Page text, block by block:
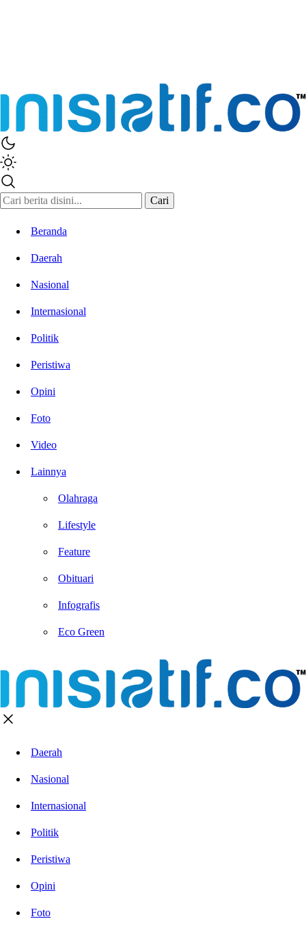
Cari
Beranda
Daerah
Nasional
Internasional
Politik
Peristiwa
Opini
Foto
Video
Lainnya
Olahraga
Lifestyle
Feature
Obituari
Infografis
Eco Green
Daerah
Nasional
Internasional
Politik
Peristiwa
Opini
Foto